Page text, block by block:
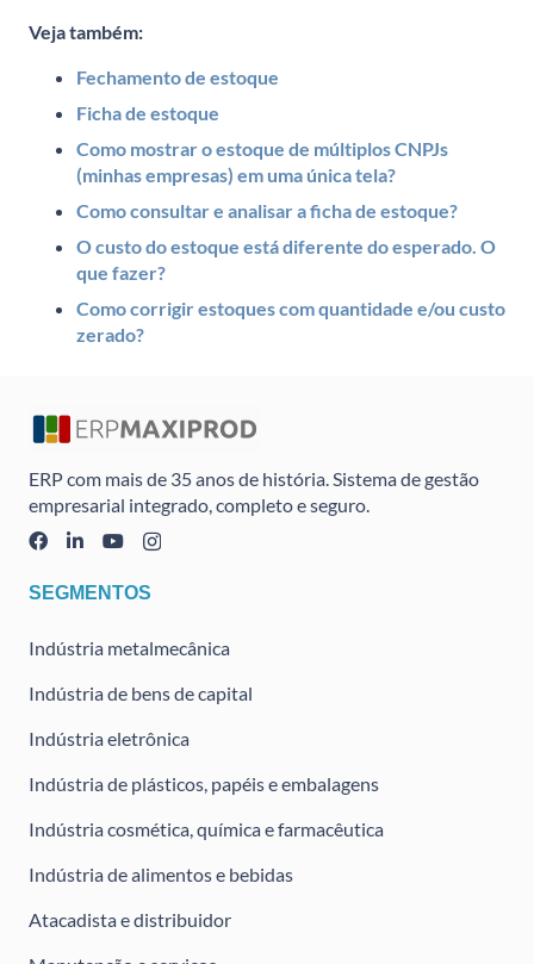
Veja também:
Fechamento de estoque
Ficha de estoque
Como mostrar o estoque de múltiplos CNPJs
(minhas empresas) em uma única tela?
Como consultar e analisar a ficha de estoque?
O custo do estoque está diferente do esperado. O
que fazer?
Como corrigir estoques com quantidade e/ou custo
zerado?
ERP com mais de 35 anos de história. Sistema de gestão
empresarial integrado, completo e seguro.
SEGMENTOS
Indústria metalmecânica
Indústria de bens de capital
Indústria eletrônica
Indústria de plásticos, papéis e embalagens
Indústria cosmética, química e farmacêutica
Indústria de alimentos e bebidas
Atacadista e distribuidor